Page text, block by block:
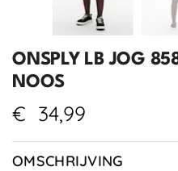
ONSPLY LB JOG
NOOS
€ 34,99
OMSCHRIJVING